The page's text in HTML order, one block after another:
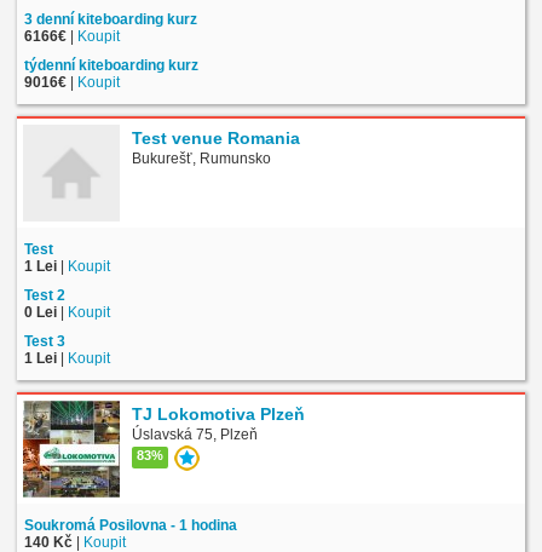
3 denní kiteboarding kurz
6166€ | Koupit
týdenní kiteboarding kurz
9016€ | Koupit
Test venue Romania
Bukurešť, Rumunsko
Test
1 Lei | Koupit
Test 2
0 Lei | Koupit
Test 3
1 Lei | Koupit
TJ Lokomotiva Plzeň
Úslavská 75, Plzeň
83%
Soukromá Posilovna - 1 hodina
140 Kč | Koupit